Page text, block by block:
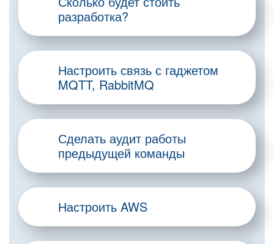
разработка?
Настроить связь с гаджетом
MQTT, RabbitMQ
Сделать аудит работы
предыдущей команды
Настроить AWS